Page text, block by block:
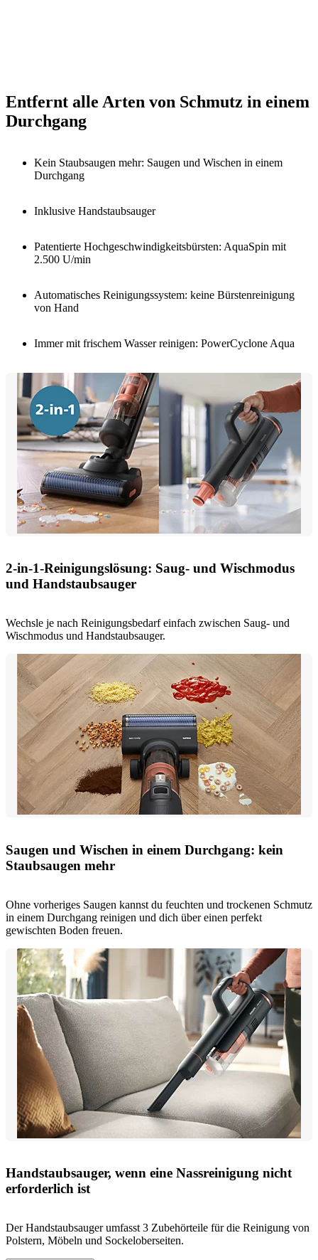
Entfernt alle Arten von Schmutz in einem
Durchgang
Kein Staubsaugen mehr: Saugen und Wischen in einem
Durchgang
Inklusive Handstaubsauger
Patentierte Hochgeschwindigkeitsbürsten: AquaSpin mit
2.500 U/min
Automatisches Reinigungssystem: keine Bürstenreinigung
von Hand
Immer mit frischem Wasser reinigen: PowerCyclone Aqua
2-in-1-Reinigungslösung: Saug- und Wischmodus
und Handstaubsauger
Wechsle je nach Reinigungsbedarf einfach zwischen Saug- und
Wischmodus und Handstaubsauger.
Saugen und Wischen in einem Durchgang: kein
Staubsaugen mehr
Ohne vorheriges Saugen kannst du feuchten und trockenen Schmutz
in einem Durchgang reinigen und dich über einen perfekt
gewischten Boden freuen.
Handstaubsauger, wenn eine Nassreinigung nicht
erforderlich ist
Der Handstaubsauger umfasst 3 Zubehörteile für die Reinigung von
Polstern, Möbeln und Sockeloberseiten.